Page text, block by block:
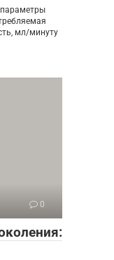
параметры
мл/минуту
0